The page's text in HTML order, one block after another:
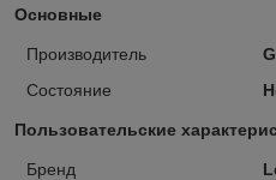
Основные
Производитель
Состояние
Пользовательские
Бренд